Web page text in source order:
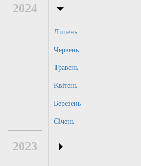
2024
Липень
Червень
Травень
Квітень
Березень
Січень
2023